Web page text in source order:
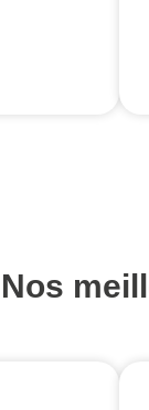
Nos